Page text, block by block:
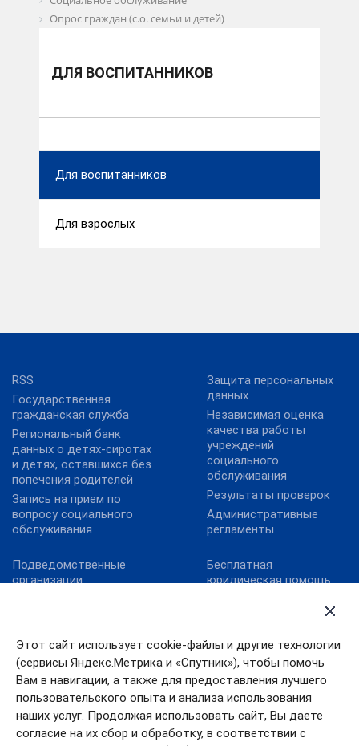
Этот сайт использует cookie-файлы и другие технологии
(сервисы Яндекс.Метрика и «Спутник»), чтобы помочь
Вам в навигации, а также для предоставления лучшего
пользовательского опыта и анализа использования
наших услуг. Продолжая использовать сайт, Вы даете
согласие на их сбор и обработку, в соответствии с
Опрос граждан (с.о. семьи и детей)
ДЛЯ ВОСПИТАННИКОВ
Для воспитанников
Для взрослых
RSS
Государственная
гражданская служба
Региональный банк
данных о детях-сиротах
и детях, оставшихся без
попечения родителей
Запись на прием по
вопросу социального
обслуживания
Защита персональных
данных
Независимая оценка
качества работы
учреждений
социального
обслуживания
Результаты проверок
Административные
регламенты
Подведомственные
организации
деятельность
Реализация комплекса
мер Фонда по детям с
РАС
Бесплатная
юридическая помощь
антитеррористической
Правительство
Ивановской области
Противодействие
коррупции